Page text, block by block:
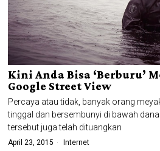
Kini Anda Bisa ‘Berburu’
Google Street View
Percaya atau tidak, banyak orang
tinggal dan bersembunyi di bawah
tersebut juga telah dituangkan
April 23, 2015 Internet